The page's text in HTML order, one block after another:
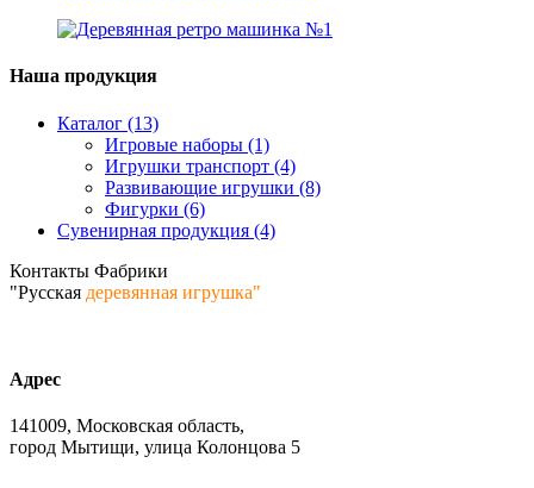
Наша продукция
Каталог (13)
Игровые наборы (1)
Игрушки транспорт (4)
Развивающие игрушки (8)
Фигурки (6)
Сувенирная продукция (4)
Контакты Фабрики
"Русская деревянная игрушка"
Адрес
141009, Московская область,
город Мытищи, улица Колонцова 5